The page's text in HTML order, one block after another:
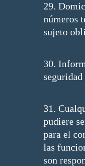
29.
números
sujeto
30.
31.
pudiere
para el
las
son